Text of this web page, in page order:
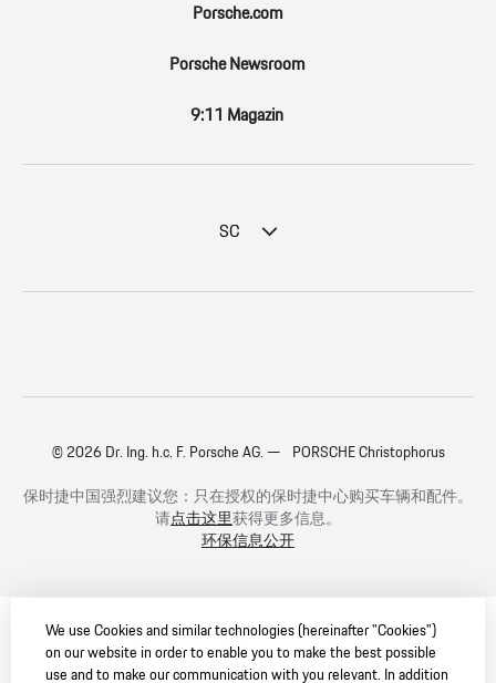
Porsche.com
Porsche Newsroom
9:11 Magazin
SC
© 2026 Dr. Ing. h.c. F. Porsche AG. — PORSCHE Christophorus
保时捷中国强烈建议您：只在授权的保时捷中心购买车辆和配件。
请点击这里获得更多信息。
环保信息公开
We use Cookies and similar technologies (hereinafter "Cookies")
on our website in order to enable you to make the best possible
use and to make our communication with you relevant. In addition